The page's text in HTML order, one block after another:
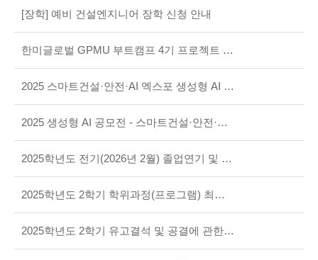
[장학] 예비 건설엔지니어 장학 신청 안내
한미글로벌 GPMU 부트캠프 4기 프로젝트 최우수상 수상_4학년 김준혁
2025 스마트건설·안전·AI 엑스포 생성형 AI 공모전 수상( 영상분야 장려상 유영태)
2025 생성형 AI 공모전 - 스마트건설·안전·AI 엑스포
2025학년도 전기(2026년 2월) 졸업연기 및 조기졸업 신청 안내
2025학년도 2학기 학위과정(프로그램) 최종변경 시행 안내
2025학년도 2학기 유고결석 및 공결에 관한 사항 안내